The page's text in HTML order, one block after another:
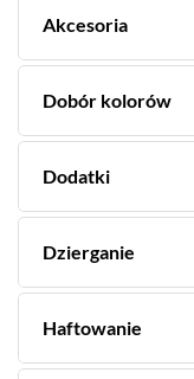
Akcesoria
Dobór kolorów
Dodatki
Dzierganie
Haftowanie